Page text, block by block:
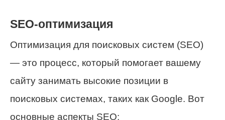
SEO-оптимизация
Оптимизация для поисковых систем (SEO)
— это процесс, который помогает вашему
сайту занимать высокие позиции в
поисковых системах, таких как Google. Вот
основные аспекты SEO: